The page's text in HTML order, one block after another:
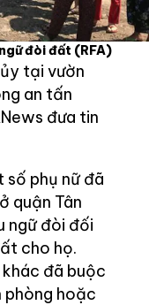
đòi đất (RFA)
tại vườn
an tấn
đưa tin
số phụ nữ đã
quận Tân
ngữ đòi đối
cho họ.
khác đã buộc
phòng hoặc